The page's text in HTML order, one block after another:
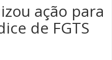
ação para
de FGTS